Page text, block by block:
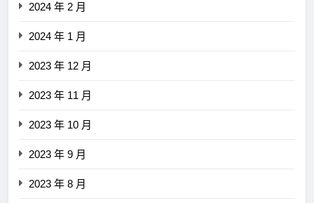
2024 年 2 月
2024 年 1 月
2023 年 12 月
2023 年 11 月
2023 年 10 月
2023 年 9 月
2023 年 8 月